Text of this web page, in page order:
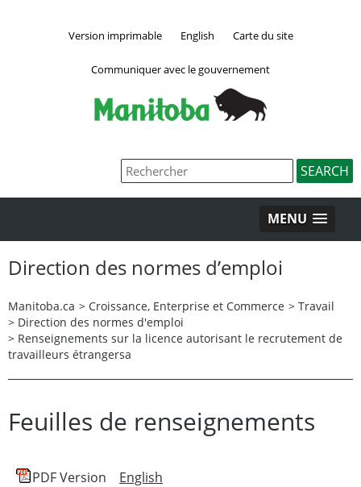
Version imprimable English Carte du site
Communiquer avec le gouvernement
MENU
Direction des normes d’emploi
Manitoba.ca > Croissance, Enterprise et Commerce > Travail
> Direction des normes d'emploi
> Renseignements sur la licence autorisant le recrutement de
travailleurs étrangersa
Feuilles de renseignements
PDF Version English